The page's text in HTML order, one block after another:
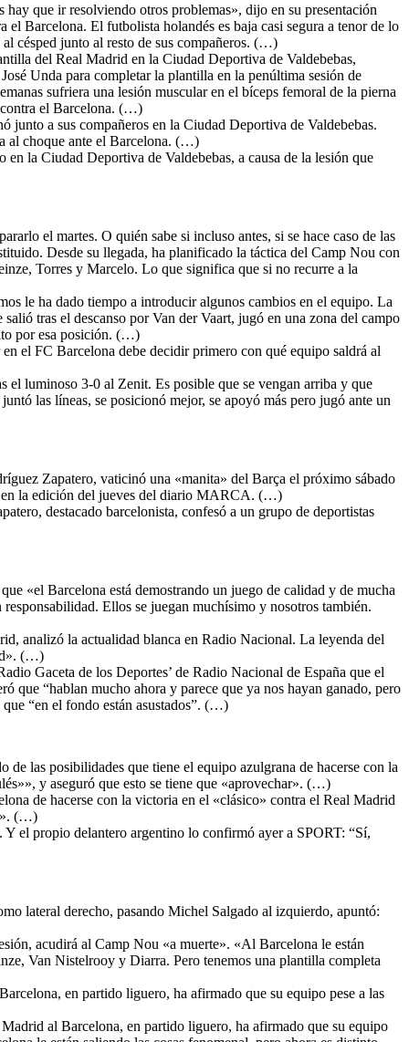
que ir resolviendo otros problemas», dijo en su presentación
Barcelona. El futbolista holandés es baja casi segura a tenor de lo
césped junto al resto de sus compañeros. (…)
del Real Madrid en la Ciudad Deportiva de Valdebebas,
Unda para completar la plantilla en la penúltima sesión de
sufriera una lesión muscular en el bíceps femoral de la pierna
contra el Barcelona. (…)
junto a sus compañeros en la Ciudad Deportiva de Valdebebas.
al choque ante el Barcelona. (…)
la Ciudad Deportiva de Valdebebas, a causa de la lesión que
el martes. O quién sabe si incluso antes, si se hace caso de las
Desde su llegada, ha planificado la táctica del Camp Nou con
Torres y Marcelo. Lo que significa que si no recurre a la
le ha dado tiempo a introducir algunos cambios en el equipo. La
tras el descanso por Van der Vaart, jugó en una zona del campo
por esa posición. (…)
el FC Barcelona debe decidir primero con qué equipo saldrá al
el luminoso 3-0 al Zenit. Es posible que se vengan arriba y que
las líneas, se posicionó mejor, se apoyó más pero jugó ante un
Zapatero, vaticinó una «manita» del Barça el próximo sábado
en la edición del jueves del diario MARCA. (…)
destacado barcelonista, confesó a un grupo de deportistas
«el Barcelona está demostrando un juego de calidad y de mucha
Ellos se juegan muchísimo y nosotros también.
analizó la actualidad blanca en Radio Nacional. La leyenda del
(…)
Gaceta de los Deportes’ de Radio Nacional de España que el
que “hablan mucho ahora y parece que ya nos hayan ganado, pero
“en el fondo están asustados”. (…)
las posibilidades que tiene el equipo azulgrana de hacerse con la
y aseguró que esto se tiene que «aprovechar». (…)
de hacerse con la victoria en el «clásico» contra el Real Madrid
(…)
el propio delantero argentino lo confirmó ayer a SPORT: “Sí,
lateral derecho, pasando Michel Salgado al izquierdo, apuntó:
acudirá al Camp Nou «a muerte». «Al Barcelona le están
Van Nistelrooy y Diarra. Pero tenemos una plantilla completa
en partido liguero, ha afirmado que su equipo pese a las
al Barcelona, en partido liguero, ha afirmado que su equipo